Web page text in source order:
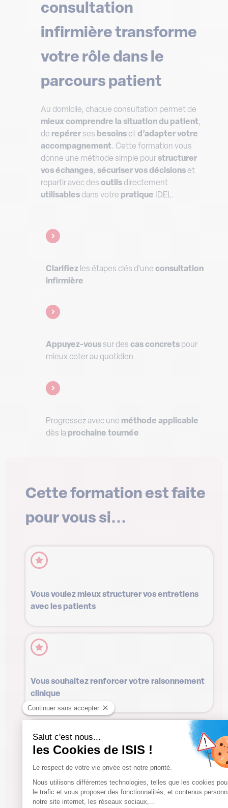
consultation
infirmière transforme
votre rôle dans le
parcours patient
Au domicile, chaque consultation permet de
mieux comprendre la situation du patient,
de repérer ses besoinsetd’adaptervotre
accompagnement. Cette formation vous
donne une méthode simple pourstructurer
voséchanges, sécuriservosdécisionset
repartir avec des outilsdirectement
utilisablesdans votre pratique IDEL.
Clarifiez les étapes clés d’une consultation
infirmière
Appuyez-vous sur des casconcrets pour
mieux coter au quotidien
Progressez avec une méthode applicable
dès la prochaine tournée
Cette formation est faite
pour vous si...
Vous voulez mieux structurer vos entretiens
avec les patients
Vous souhaitez renforcer votre raisonnement
clinique
Vous souhaitez développer votre rôle dans la
prévention et le suivi